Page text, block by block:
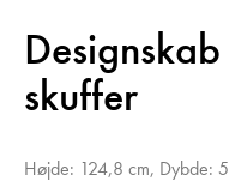
skuffer
Højde: 124,8 cm, Dybde: